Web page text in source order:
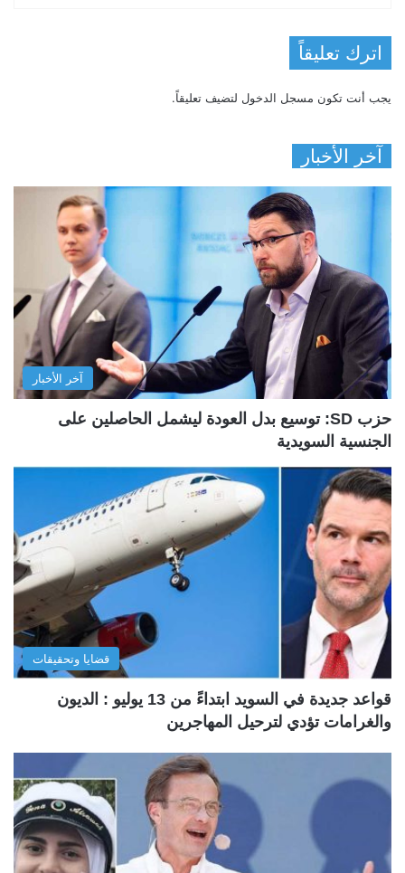
اترك تعليقاً
يجب أنت تكون مسجل الدخول لتضيف تعليقاً.
آخر الأخبار
آخر الأخبار
حزب SD: توسيع بدل العودة ليشمل الحاصلين على
الجنسية السويدية
قضايا وتحقيقات
قواعد جديدة في السويد ابتداءً من 13 يوليو : الديون
والغرامات تؤدي لترحيل المهاجرين